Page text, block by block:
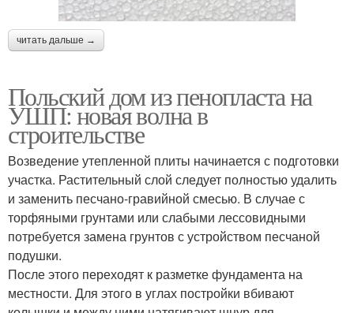
читать дальше →
Польский дом из пенопласта на
УШП: новая волна в
строительстве
Возведение утепленной плиты начинается с подготовки
участка. Растительный слой следует полностью удалить
и заменить песчано-гравийной смесью. В случае с
торфяными грунтами или слабыми лессовидными
потребуется замена грунтов с устройством песчаной
подушки.
После этого переходят к разметке фундамента на
местности. Для этого в углах постройки вбивают